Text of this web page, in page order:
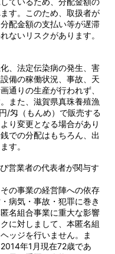
す。このため、取扱者が
配金額の支払い等が遅滞
ないリスクがあります。
、法定伝染病の発生、害
備の稼働状況、事故、天
通りの生産が行われず、
また、滋賀県真珠養殖漁
/匁（もんめ）で販売する
り変更となる場合があり
での分配はもちろん、出
す。
営業者の代表者が関与す
の事業の経営陣への依存
病気・事故・犯罪に巻き
名組合事業に重大な影響
に対しまして、本匿名組
ッジを行いません。ま
年1月現在72歳であ